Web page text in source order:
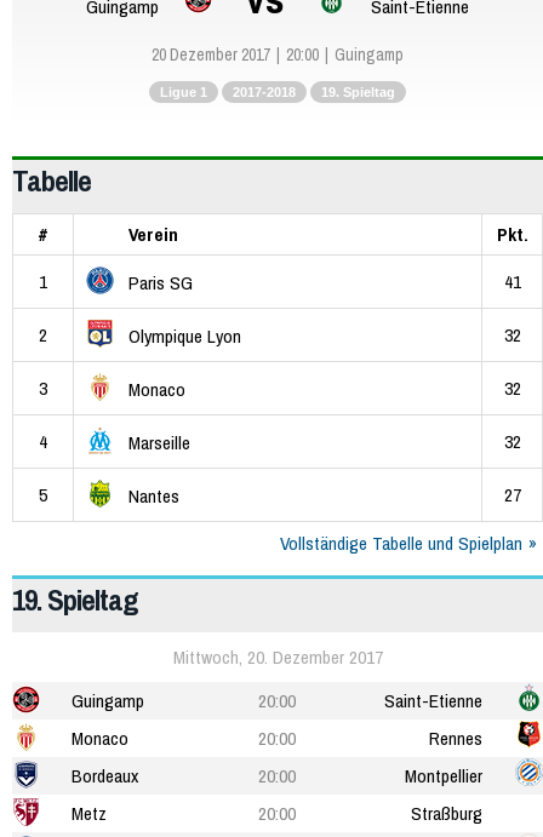
Guingamp Saint-Etienne
20 Dezember 2017 20:00 Guingamp
Ligue 1 2017-2018 19. Spieltag
Tabelle
# Verein
Pkt.
1
Paris SG 41
2 Olympique Lyon 32
3 Monaco 32
4 Marseille 32
5 Nantes
27
Vollständige Tabelle und Spielplan
19. Spieltag
Mittwoch, 20. Dezember 2017
Guingamp
20:00
Saint-Etienne
Monaco
20:00
Rennes
Bordeaux
20:00
Montpellier
Metz
20:00
Straßburg